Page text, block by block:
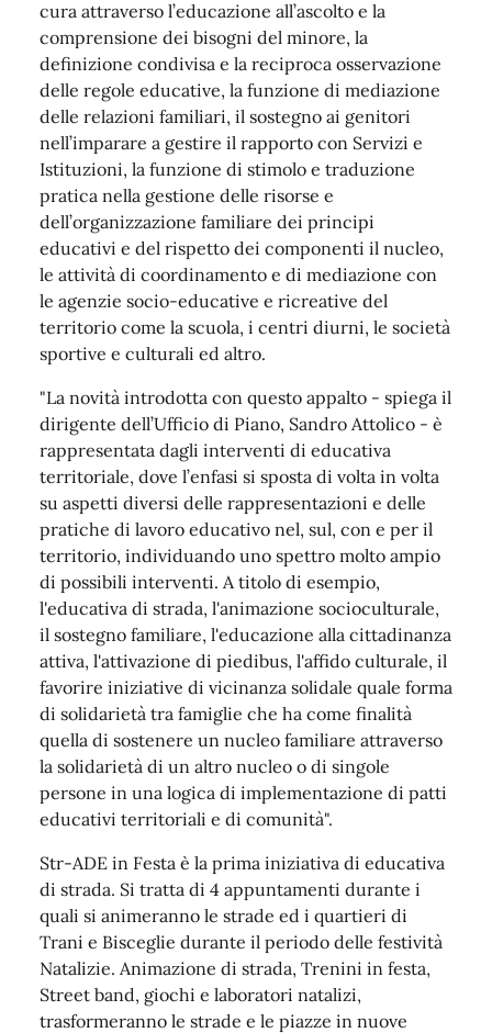
cura attraverso l’educazione all’ascolto e la
comprensione dei bisogni del minore, la
definizione condivisa e la reciproca osservazione
delle regole educative, la funzione di mediazione
delle relazioni familiari, il sostegno ai genitori
nell’imparare a gestire il rapporto con Servizi e
Istituzioni, la funzione di stimolo e traduzione
pratica nella gestione delle risorse e
dell’organizzazione familiare dei principi
educativi e del rispetto dei componenti il nucleo,
le attività di coordinamento e di mediazione con
le agenzie socio-educative e ricreative del
territorio come la scuola, i centri diurni, le società
sportive e culturali ed altro.
"La novità introdotta con questo appalto - spiega il
dirigente dell’Ufficio di Piano, Sandro Attolico - è
rappresentata dagli interventi di educativa
territoriale, dove l’enfasi si sposta di volta in volta
su aspetti diversi delle rappresentazioni e delle
pratiche di lavoro educativo nel, sul, con e per il
territorio, individuando uno spettro molto ampio
di possibili interventi. A titolo di esempio,
l'educativa di strada, l'animazione socioculturale,
il sostegno familiare, l'educazione alla cittadinanza
attiva, l'attivazione di piedibus, l'affido culturale, il
favorire iniziative di vicinanza solidale quale forma
di solidarietà tra famiglie che ha come finalità
quella di sostenere un nucleo familiare attraverso
la solidarietà di un altro nucleo o di singole
persone in una logica di implementazione di patti
educativi territoriali e di comunità".
Str-ADE in Festa è la prima iniziativa di educativa
di strada. Si tratta di 4 appuntamenti durante i
quali si animeranno le strade ed i quartieri di
Trani e Bisceglie durante il periodo delle festività
Natalizie. Animazione di strada, Trenini in festa,
Street band, giochi e laboratori natalizi,
trasformeranno le strade e le piazze in nuove